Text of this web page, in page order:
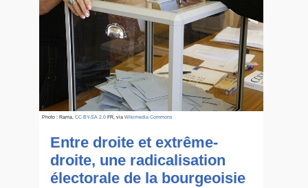
Photo : Rama, CC BY-SA 2.0FR, via Wikimedia Commons
Entre droite et extrême-
droite, une radicalisation
électorale de la bourgeoisie